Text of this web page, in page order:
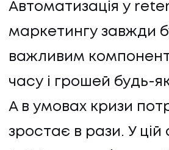
Автоматизація у
маркетингу завжди
важливим
часу і грошей будь-
А в умовах кризи
зростає в рази. У цій